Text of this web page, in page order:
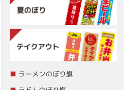
ラーメンのぼり旗